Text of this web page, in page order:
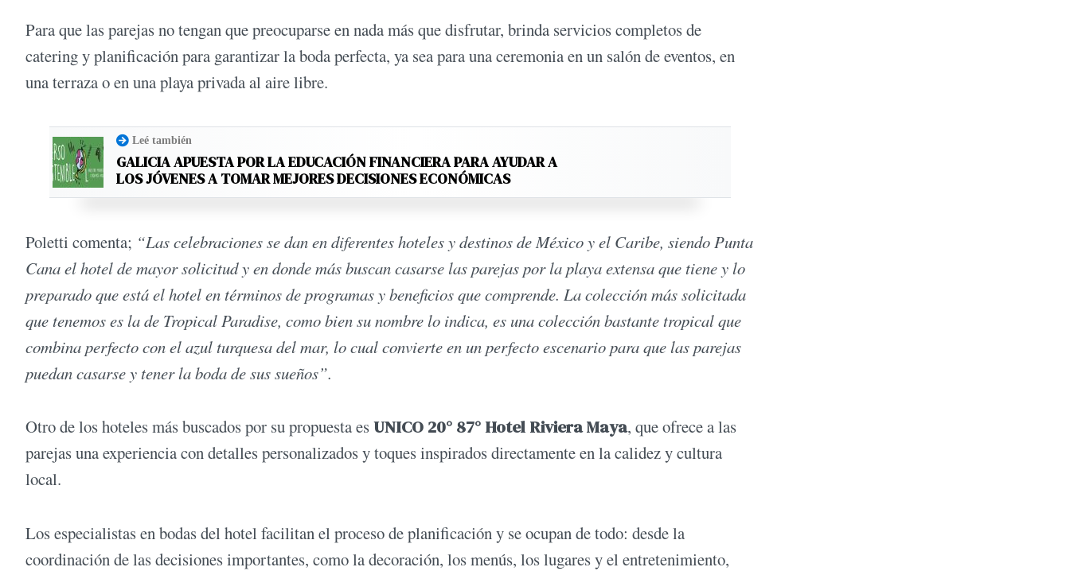
Para que las parejas no tengan que preocuparse en nada más que disfrutar, brinda servicios completos de
catering y planificación para garantizar la boda perfecta, ya sea para una ceremonia en un salón de eventos, en
una terraza o en una playa privada al aire libre.
Leé también
GALICIA APUESTA POR LA EDUCACIÓN FINANCIERA PARA AYUDAR A
LOS JÓVENES A TOMAR MEJORES DECISIONES ECONÓMICAS
Poletti comenta; “Las celebraciones se dan en diferentes hoteles y destinos de México y el Caribe, siendo Punta
Cana el hotel de mayor solicitud y en donde más buscan casarse las parejas por la playa extensa que tiene y lo
preparado que está el hotel en términos de programas y beneficios que comprende. La colección más solicitada
que tenemos es la de Tropical Paradise, como bien su nombre lo indica, es una colección bastante tropical que
combina perfecto con el azul turquesa del mar, lo cual convierte en un perfecto escenario para que las parejas
puedan casarse y tener la boda de sus sueños”.
Otro de los hoteles más buscados por su propuesta esUNICO 20° 87° Hotel Riviera Maya, que ofrece a las
parejas una experiencia con detalles personalizados y toques inspirados directamente en la calidez y cultura
local.
Los especialistas en bodas del hotel facilitan el proceso de planificación y se ocupan de todo: desde la
coordinación de las decisiones importantes, como la decoración, los menús, los lugares y el entretenimiento,